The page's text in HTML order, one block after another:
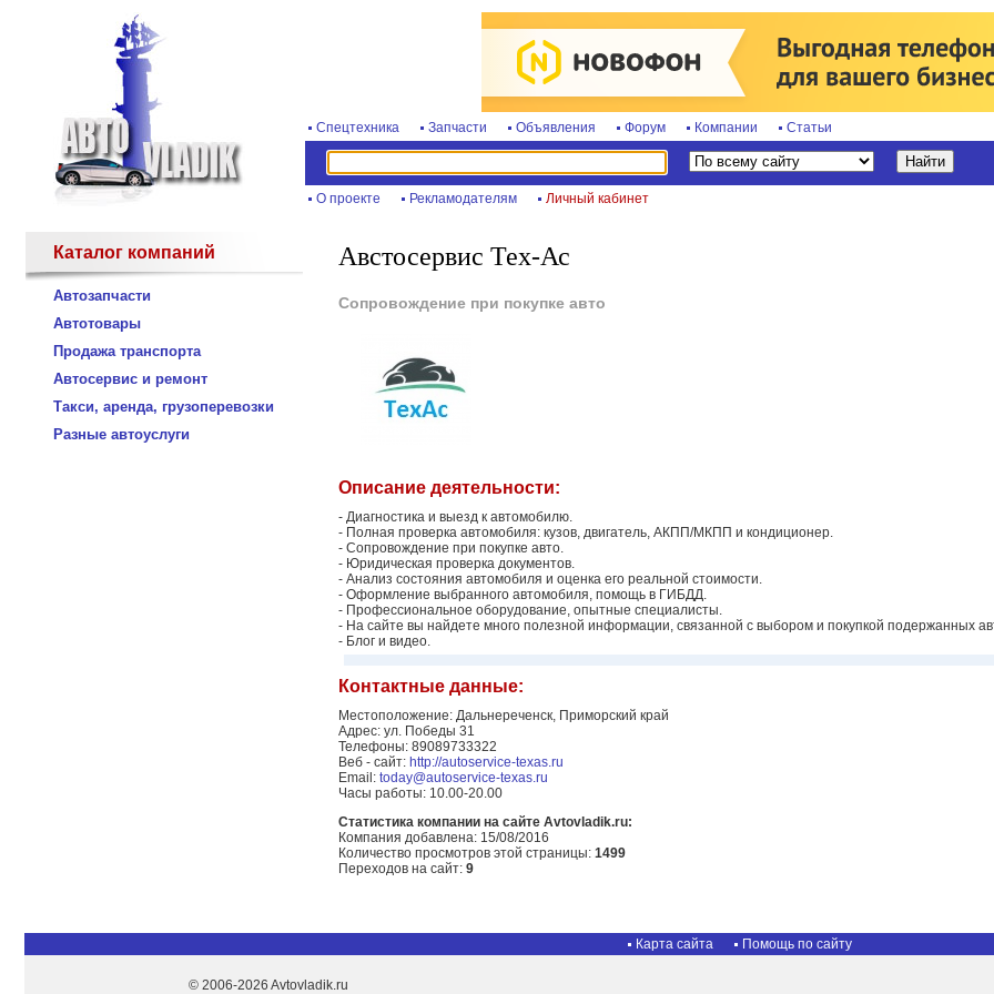
Спецтехника Запчасти Объявления Форум Компании Статьи
О проекте Рекламодателям Личный кабинет
Каталог компаний
Автозапчасти
Автотовары
Продажа транспорта
Автосервис и ремонт
Такси, аренда, грузоперевозки
Разные автоуслуги
Австосервис Тех-Ас
Сопровождение при покупке авто
Описание деятельности:
- Диагностика и выезд к автомобилю.
- Полная проверка автомобиля: кузов, двигатель, АКПП/МКПП и кондиционер.
- Сопровождение при покупке авто.
- Юридическая проверка документов.
- Анализ состояния автомобиля и оценка его реальной стоимости.
- Оформление выбранного автомобиля, помощь в ГИБДД.
- Профессиональное оборудование, опытные специалисты.
- На сайте вы найдете много полезной информации, связанной с выбором и покупкой подержанных
- Блог и видео.
Контактные данные:
Местоположение: Дальнереченск, Приморский край
Адрес: ул. Победы 31
Телефоны: 89089733322
Веб - сайт: http://autoservice-texas.ru
Email: today@autoservice-texas.ru
Часы работы: 10.00-20.00
Статистика компании на сайте Avtovladik.ru:
Компания добавлена: 15/08/2016
Количество просмотров этой страницы: 1499
Переходов на сайт: 9
Карта сайта Помощь по сайту
© 2006-2026 Avtovladik.ru